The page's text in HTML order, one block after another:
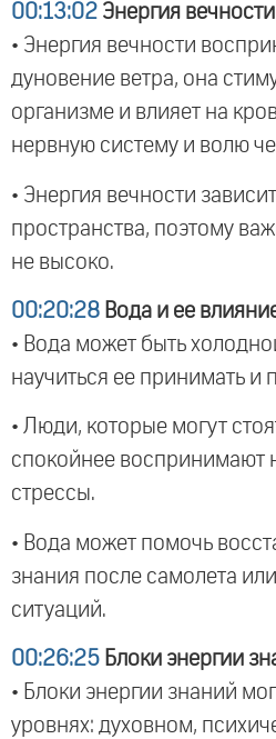
00:13:02 Энергия вечности
• Энергия вечности
дуновение ветра, она
организме и влияет на
нервную систему и волю
• Энергия вечности
пространства, поэтому
не высоко.
00:20:28 Вода и ее
• Вода может быть
научиться ее принимать и
• Люди, которые могут
спокойнее воспринимают
стрессы.
• Вода может помочь
знания после самолета
ситуаций.
00:26:25 Блоки энергии
• Блоки энергии знаний
уровнях: духовном,